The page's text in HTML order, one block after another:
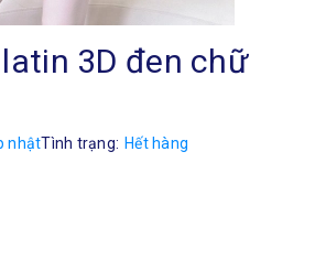
3D đen chữ
nhậtTình trạng: Hết hàng